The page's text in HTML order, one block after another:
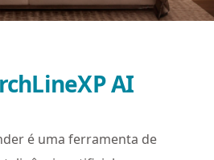
AI
é uma ferramenta de